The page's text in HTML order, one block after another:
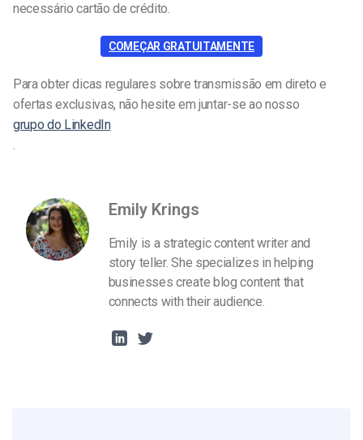
necessário cartão de crédito.
COMEÇAR GRATUITAMENTE
Para obter dicas regulares sobre transmissão em direto e
ofertas exclusivas, não hesite em juntar-se ao nosso
grupo do LinkedIn
Emily Krings
Emily is a strategic content writer and
story teller. She specializes in helping
businesses create blog content that
connects with their audience.